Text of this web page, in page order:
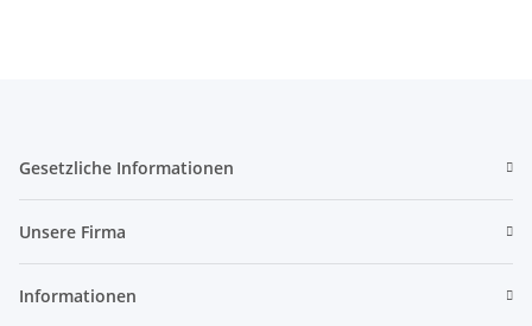
Gesetzliche Informationen
Unsere Firma
Informationen